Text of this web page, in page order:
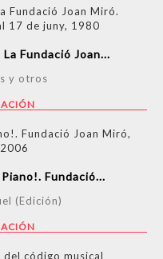
Fundació Joan...
y otros
Fundació...
(Edición)